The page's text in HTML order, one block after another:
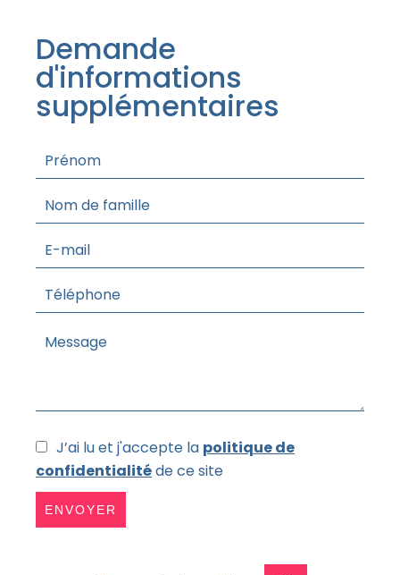
Demande
d'informations
supplémentaires
J’ai lu et j'accepte la politique de
confidentialitéde ce site
ENVOYER